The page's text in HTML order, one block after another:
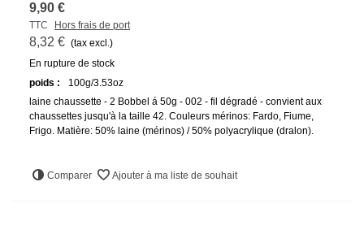
9,90 €
TTC Hors frais de port
8,32 € (tax excl.)
En rupture de stock
poids :
100g/3.53oz
laine chaussette - 2 Bobbel á 50g - 002 - fil dégradé - convient aux
chaussettes jusqu'à la taille 42. Couleurs mérinos: Fardo, Fiume,
Frigo. Matière: 50% laine (mérinos) / 50% polyacrylique (dralon).
Comparer Ajouter à ma liste de souhait